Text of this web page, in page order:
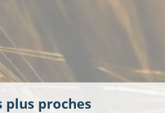
plus proches